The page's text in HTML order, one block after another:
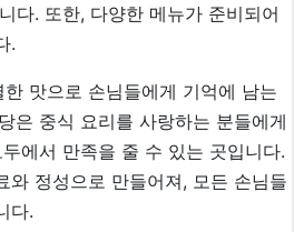
다. 또한, 다양한 메뉴가 준비되어
.
맛으로 손님들에게 기억에 남는
은 중식 요리를 사랑하는 분들에게
에서 만족을 줄 수 있는 곳입니다.
와 정성으로 만들어져, 모든 손님들
다.